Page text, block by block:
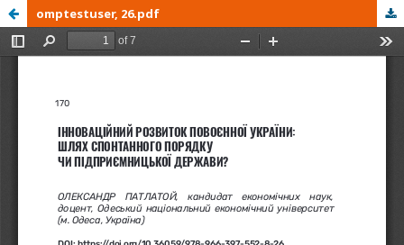
omptestuser, 26.pdf